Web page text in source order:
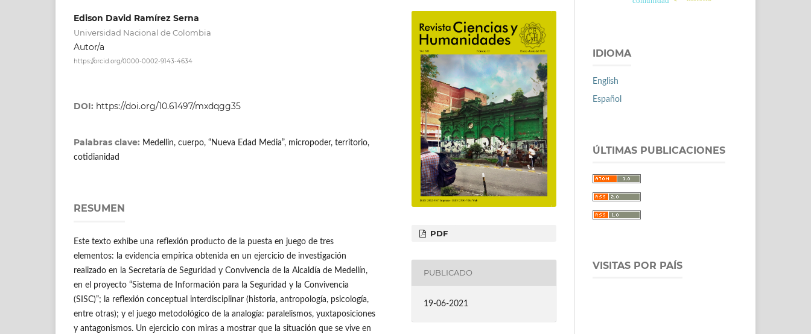
Edison David Ramírez Serna
Universidad Nacional de Colombia
Autor/a
https://orcid.org/0000-0002-9143-4634
DOI: https://doi.org/10.61497/mxdqgg35
Palabras clave: Medellin, cuerpo, “Nueva Edad Media”, micropoder, territorio,
cotidianidad
RESUMEN
Este texto exhibe una reflexión producto de la puesta en juego de tres
elementos: la evidencia empírica obtenida en un ejercicio de investigación
realizado en la Secretaría de Seguridad y Convivencia de la Alcaldía de Medellín,
en el proyecto “Sistema de Información para la Seguridad y la Convivencia
(SISC)”; la reflexión conceptual interdisciplinar (historia, antropología, psicología,
entre otras); y el juego metodológico de la analogía: paralelismos, yuxtaposiciones
y antagonismos. Un ejercicio con miras a mostrar que la situación que se vive en
PDF
PUBLICADO
19-06-2021
IDIOMA
English
Español
ÚLTIMAS PUBLICACIONES
VISITAS POR PAÍS